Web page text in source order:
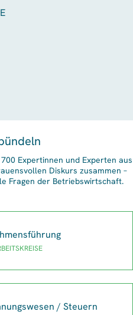
Expertinnen und Experten aus
Diskurs zusammen –
Fragen der Betriebswirtschaft.
/ Steuern